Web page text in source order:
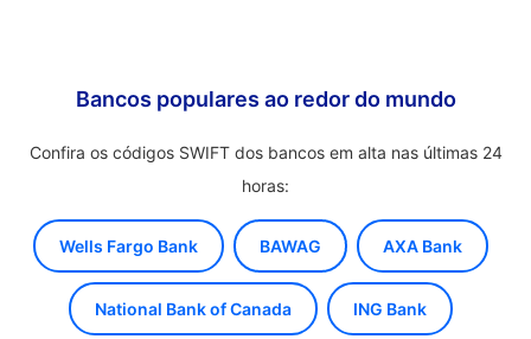
Bancos populares ao redor do mundo
Confira os códigos SWIFT dos bancos em alta nas últimas 24
horas:
Wells Fargo Bank BAWAG AXA Bank
National Bank of Canada ING Bank